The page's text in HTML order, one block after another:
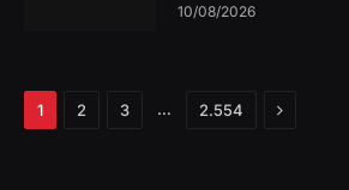
10/08/2026
1 2 3 … 2.554 Próximo